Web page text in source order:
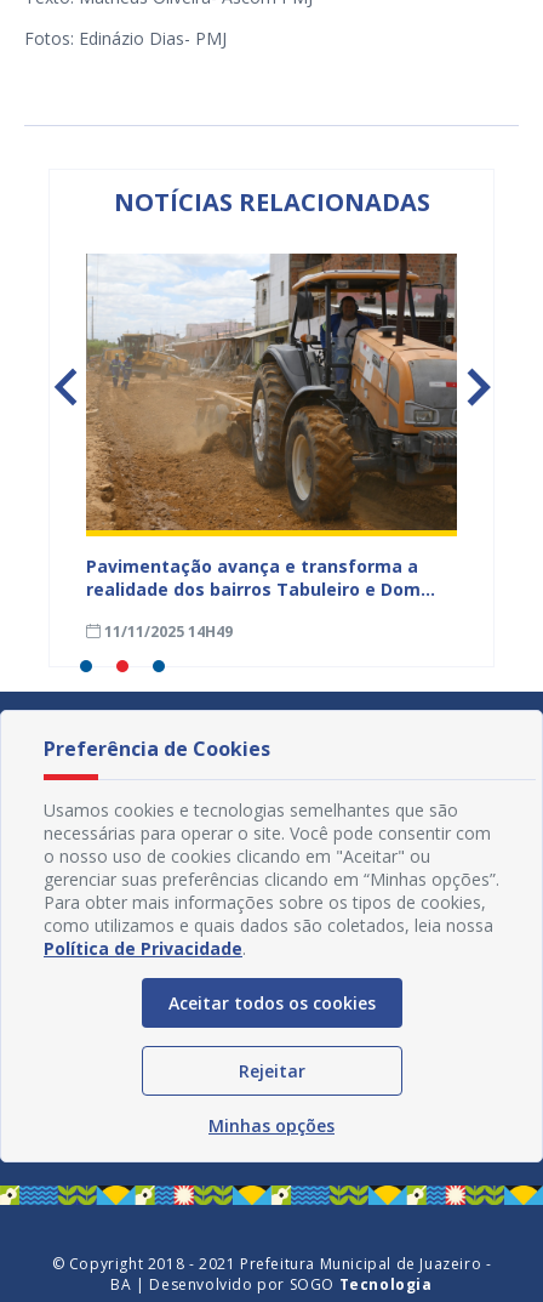
Fotos: Edinázio Dias- PMJ
NOTÍCIAS RELACIONADAS
Pavimentação avança e transforma a
realidade dos bairros Tabuleiro e Dom
11/11/2025 14H49
Redes Sociais
© Copyright 2018 - 2021 Prefeitura Municipal de Juazeiro -
BA | Desenvolvido por SOGO Tecnologia
Preferência de Cookies
Usamos cookies e tecnologias semelhantes que são
necessárias para operar o site. Você pode consentir com
o nosso uso de cookies clicando em "Aceitar" ou
gerenciar suas preferências clicando em “Minhas opções”.
Para obter mais informações sobre os tipos de cookies,
como utilizamos e quais dados são coletados, leia nossa
Política de Privacidade.
Aceitar todos os cookies
Rejeitar
Minhas opções